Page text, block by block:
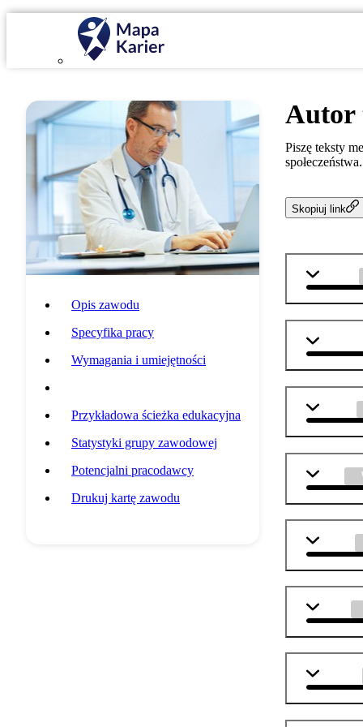
Opis zawodu
Specyfika pracy
Wymagania i umiejętności
Przykładowa ścieżka edukacyjna
Statystyki grupy zawodowej
Potencjalni pracodawcy
Drukuj kartę zawodu
Autor
Piszę teksty
społeczeństwa.
Skopiuj link